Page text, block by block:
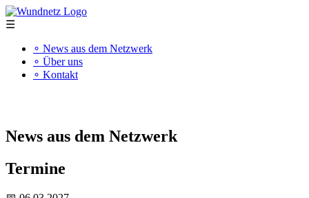
☰
∘ News aus dem Netzwerk
∘ Über uns
∘ Kontakt
News aus dem Netzwerk
Termine